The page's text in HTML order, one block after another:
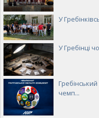
У
У Гребінці
чемп...